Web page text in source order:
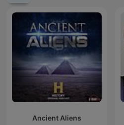
Ancient Aliens